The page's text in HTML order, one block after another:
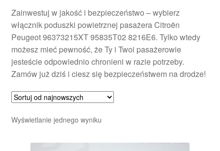
Zasady i warunki
Zainwestuj w jakość i bezpieczeństwo – wybierz
włącznik poduszki powietrznej pasażera Citroën
Peugeot 96373215XT 95835T02 8216E6. Tylko wtedy
możesz mieć pewność, że Ty i Twoi pasażerowie
jesteście odpowiednio chronieni w razie potrzeby.
Zamów już dziś i ciesz się bezpieczeństwem na drodze!
Wyświetlanie jednego wyniku